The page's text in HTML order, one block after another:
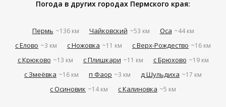
Погода в других городах Пермского края:
Пермь ~136 км Чайковский ~53 км Оса ~44 км
с Елово ~3 км с Ножовка ~11 км с Верх-Рождество ~16 км
с Крюково ~13 км с Плишкари ~11 км с Брюхово ~19 км
с Змеёвка ~16 км п Фаор ~3 км д Шульдиха ~17 км
с Осиновик ~14 км с Калиновка ~5 км